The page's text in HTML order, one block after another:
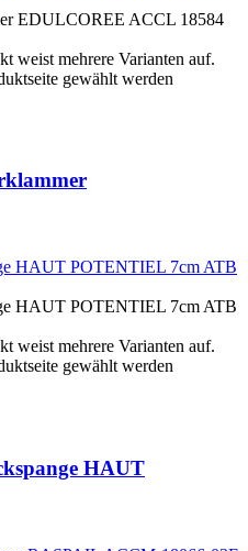
weist mehrere Varianten auf.
gewählt werden
weist mehrere Varianten auf.
gewählt werden
HAUT